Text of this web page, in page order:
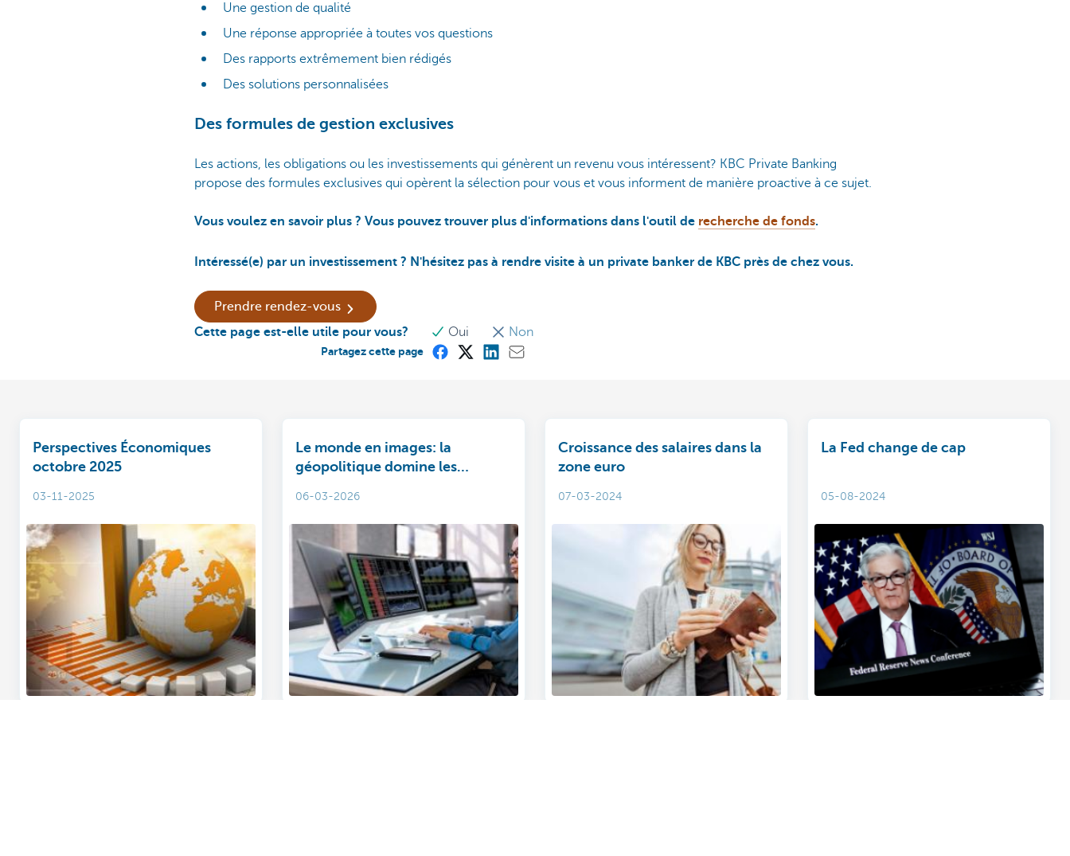
Une gestion de qualité
Une réponse appropriée à toutes vos questions
Des rapports extrêmement bien rédigés
Des solutions personnalisées
Des formules de gestion exclusives
Les actions, les obligations ou les investissements qui génèrent un revenu vous intéressent? KBC Private Banking
propose des formules exclusives qui opèrent la sélection pour vous et vous informent de manière proactive à ce sujet.
Vous voulez en savoir plus ? Vous pouvez trouver plus d'informations dans l'outil de recherche de fonds.
Intéressé(e) par un investissement ? N'hésitez pas à rendre visite à un private banker de KBC près de chez vous.
Prendre rendez-vous
Cette page est-elle utile pour vous?
Oui Non
Partagez cette page
Perspectives Économiques
octobre 2025
03-11-2025
Le monde en images: la
géopolitique domine les
06-03-2026
Croissance des salaires dans la
zone euro
07-03-2024
La Fed change de cap
05-08-2024